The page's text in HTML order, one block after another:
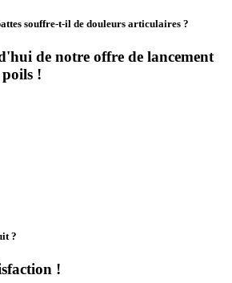
souffre-t-il de douleurs articulaires ?
de notre offre de lancement
!
?
!